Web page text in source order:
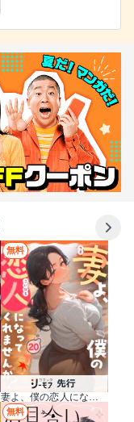
無料
妻よ、僕の恋人になってくれませんか？
無料